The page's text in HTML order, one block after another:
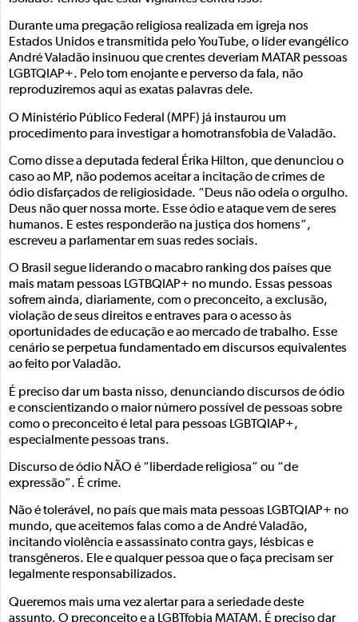
Durante uma pregação religiosa realizada em igreja nos
Estados Unidos e transmitida pelo YouTube, o líder evangélico
André Valadão insinuou que crentes deveriam MATAR pessoas
LGBTQIAP+. Pelo tom enojante e perverso da fala, não
reproduziremos aqui as exatas palavras dele.
O Ministério Público Federal (MPF) já instaurou um
procedimento para investigar a homotransfobia de Valadão.
Como disse a deputada federal Érika Hilton, que denunciou o
caso ao MP, não podemos aceitar a incitação de crimes de
ódio disfarçados de religiosidade. “Deus não odeia o orgulho.
Deus não quer nossa morte. Esse ódio e ataque vem de seres
humanos. E estes responderão na justiça dos homens”,
escreveu a parlamentar em suas redes sociais.
O Brasil segue liderando o macabro ranking dos países que
mais matam pessoas LGTBQIAP+ no mundo. Essas pessoas
sofrem ainda, diariamente, com o preconceito, a exclusão,
violação de seus direitos e entraves para o acesso às
oportunidades de educação e ao mercado de trabalho. Esse
cenário se perpetua fundamentado em discursos equivalentes
ao feito por Valadão.
É preciso dar um basta nisso, denunciando discursos de ódio
e conscientizando o maior número possível de pessoas sobre
como o preconceito é letal para pessoas LGBTQIAP+,
especialmente pessoas trans.
Discurso de ódio NÃO é “liberdade religiosa” ou “de
expressão”. É crime.
Não é tolerável, no país que mais mata pessoas LGBTQIAP+ no
mundo, que aceitemos falas como a de André Valadão,
incitando violência e assassinato contra gays, lésbicas e
transgêneros. Ele e qualquer pessoa que o faça precisam ser
legalmente responsabilizados.
Queremos mais uma vez alertar para a seriedade deste
assunto. O preconceito e a LGBTfobia MATAM. É preciso dar